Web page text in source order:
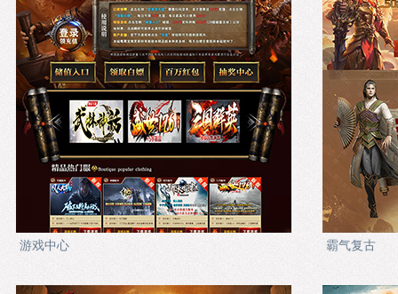
游戏中心 霸气复古